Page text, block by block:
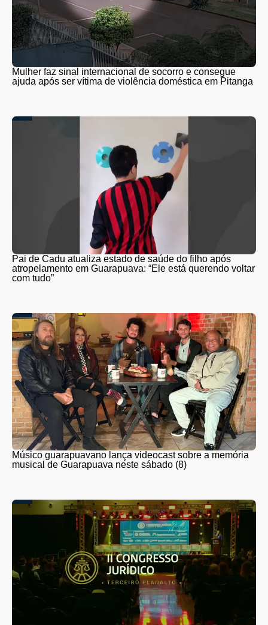
Mulher faz sinal internacional de socorro e consegue
ajuda após ser vítima de violência doméstica em Pitanga
Pai de Cadu atualiza estado de saúde do filho após
atropelamento em Guarapuava: “Ele está querendo voltar
com tudo”
Músico guarapuavano lança videocast sobre a memória
musical de Guarapuava neste sábado (8)